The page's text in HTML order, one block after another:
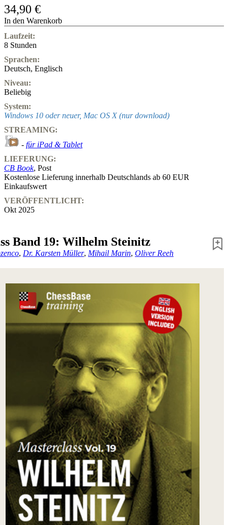
34,90 €
In den Warenkorb
Laufzeit:
8 Stunden
Sprachen:
Deutsch, Englisch
Niveau:
Beliebig
System:
Windows 10 oder neuer, Mac OS X (nur download)
STREAMING:
- für iPad & Tablet
LIEFERUNG:
CB Book, Post
Kostenlose Lieferung innerhalb Deutschlands ab 60 EUR
Einkaufswert
VERÖFFENTLICHT:
Okt 2025
Band 19: Wilhelm Steinitz
, Dr. Karsten Müller, Mihail Marin, Oliver Reeh